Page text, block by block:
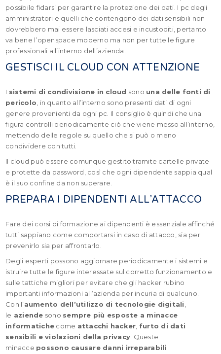
possibile fidarsi per garantire la protezione dei dati. I pc degli
amministratori e quelli che contengono dei dati sensibili non
dovrebbero mai essere lasciati accesi e incustoditi, pertanto
va bene l’openspace moderno ma non per tutte le figure
professionali all’interno dell’azienda.
GESTISCI IL CLOUD CON ATTENZIONE
I sistemi di condivisione in cloud sono una delle fonti di
pericolo , in quanto all’interno sono presenti dati di ogni
genere provenienti da ogni pc. Il consiglio è quindi che una
figura controlli periodicamente ciò che viene messo all’interno,
mettendo delle regole su quello che si può o meno
condividere con tutti.
Il cloud può essere comunque gestito tramite cartelle private
e protette da password, così che ogni dipendente sappia qual
è il suo confine da non superare.
PREPARA I DIPENDENTI ALL’ATTACCO
Fare dei corsi di formazione ai dipendenti è essenziale affinché
tutti sappiano come comportarsi in caso di attacco, sia per
prevenirlo sia per affrontarlo.
Degli esperti possono aggiornare periodicamente i sistemi e
istruire tutte le figure interessate sul corretto funzionamento e
sulle tattiche migliori per evitare che gli hacker rubino
importanti informazioni all’azienda per incuria di qualcuno.
Con l’aumento dell’utilizzo di tecnologie digitali
le aziende sono sempre più esposte a minacce
informatiche come attacchi hacker furto di dati
sensibili e violazioni della privacy . Queste
minacce possono causare danni irreparabili